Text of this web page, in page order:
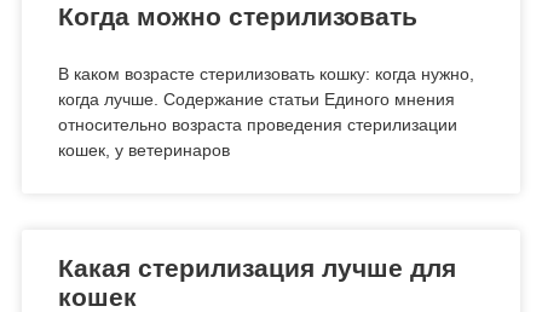
Когда можно стерилизовать
В каком возрасте стерилизовать кошку: когда нужно,
когда лучше. Содержание статьи Единого мнения
относительно возраста проведения стерилизации
кошек, у ветеринаров
Какая стерилизация лучше для
кошек